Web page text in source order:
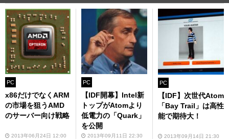
PC
x86だけでなくARM
の市場を狙うAMD
のサーバー向け戦略
2013年06月24日 12:00
PC
【IDF開幕】Intel新
トップがAtomより
低電力の「Quark」
を公開
2013年09月11日 22:30
PC
【IDF】次世代Atom
「Bay Trail」は高性
能で期待大！
2013年09月14日 21:30